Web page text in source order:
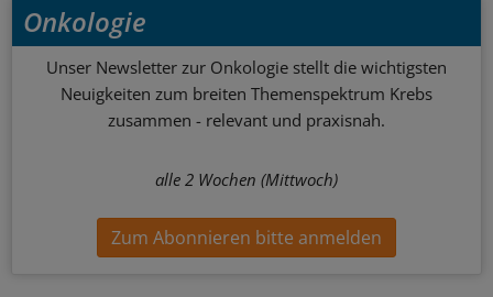
Onkologie
Unser Newsletter zur Onkologie stellt die wichtigsten
Neuigkeiten zum breiten Themenspektrum Krebs
zusammen - relevant und praxisnah.
alle 2 Wochen (Mittwoch)
Zum Abonnieren bitte anmelden